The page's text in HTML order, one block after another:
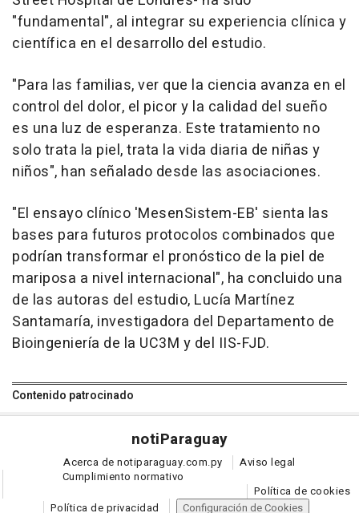
"fundamental", al integrar su experiencia clínica y
científica en el desarrollo del estudio.
"Para las familias, ver que la ciencia avanza en el
control del dolor, el picor y la calidad del sueño
es una luz de esperanza. Este tratamiento no
solo trata la piel, trata la vida diaria de niñas y
niños", han señalado desde las asociaciones.
"El ensayo clínico 'MesenSistem-EB' sienta las
bases para futuros protocolos combinados que
podrían transformar el pronóstico de la piel de
mariposa a nivel internacional", ha concluido una
de las autoras del estudio, Lucía Martínez
Santamaría, investigadora del Departamento de
Bioingeniería de la UC3M y del IIS-FJD.
Contenido patrocinado
notiParaguay
Acerca de notiparaguay.com.py
Aviso legal
Cumplimiento normativo
Política de cookies
Política de privacidad
Configuración de Cookies